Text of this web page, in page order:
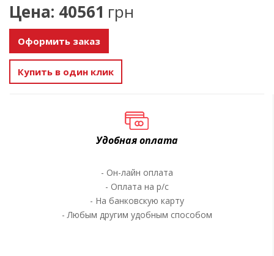
Цена: 40561 грн
Оформить заказ
Купить в один клик
Удобная оплата
- Он-лайн оплата
- Оплата на р/c
- На банковскую карту
- Любым другим удобным способом